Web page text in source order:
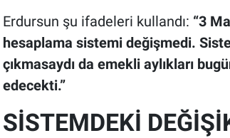
Erdursun şu ifadeleri kullandı: “3
hesaplama sistemi değişmedi.
çıkmasaydı da emekli aylıkları
edecekti.”
SİSTEMDEKİ